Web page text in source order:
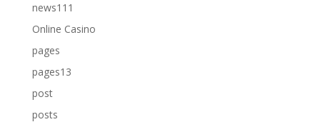
news111
Online Casino
pages
pages13
post
posts